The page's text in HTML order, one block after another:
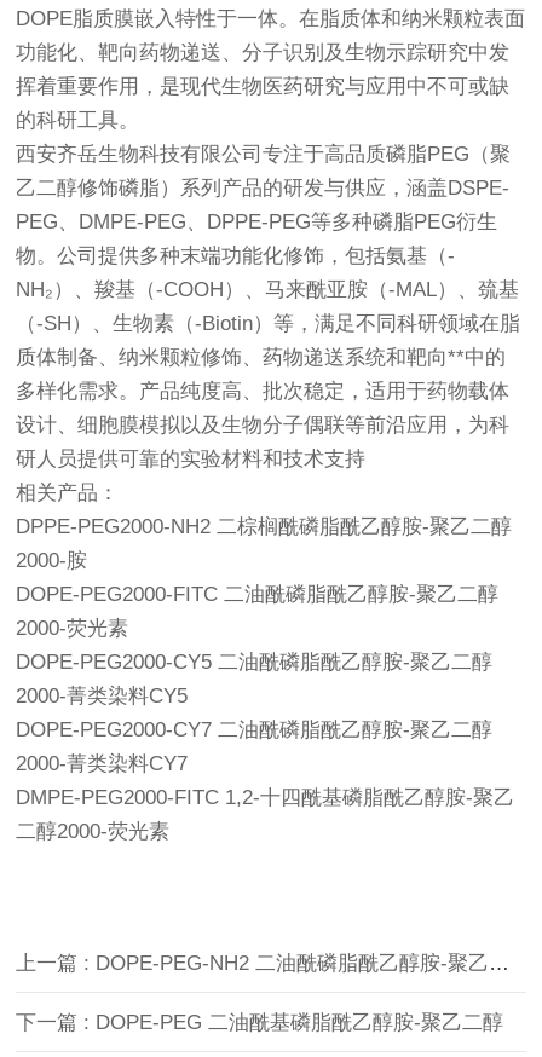
DOPE脂质膜嵌入特性于一体。在脂质体和纳米颗粒表面
功能化、靶向药物递送、分子识别及生物示踪研究中发
挥着重要作用，是现代生物医药研究与应用中不可或缺
的科研工具。
西安齐岳生物科技有限公司专注于高品质磷脂PEG（聚
乙二醇修饰磷脂）系列产品的研发与供应，涵盖DSPE-
PEG、DMPE-PEG、DPPE-PEG等多种磷脂PEG衍生
物。公司提供多种末端功能化修饰，包括氨基（-
NH₂）、羧基（-COOH）、马来酰亚胺（-MAL）、巯基
（-SH）、生物素（-Biotin）等，满足不同科研领域在脂
质体制备、纳米颗粒修饰、药物递送系统和靶向**中的
多样化需求。产品纯度高、批次稳定，适用于药物载体
设计、细胞膜模拟以及生物分子偶联等前沿应用，为科
研人员提供可靠的实验材料和技术支持
相关产品：
DPPE-PEG2000-NH2 二棕榈酰磷脂酰乙醇胺-聚乙二醇
2000-胺
DOPE-PEG2000-FITC 二油酰磷脂酰乙醇胺-聚乙二醇
2000-荧光素
DOPE-PEG2000-CY5 二油酰磷脂酰乙醇胺-聚乙二醇
2000-菁类染料CY5
DOPE-PEG2000-CY7 二油酰磷脂酰乙醇胺-聚乙二醇
2000-菁类染料CY7
DMPE-PEG2000-FITC 1,2-十四酰基磷脂酰乙醇胺-聚乙
二醇2000-荧光素
上一篇 : DOPE-PEG-NH2 二油酰磷脂酰乙醇胺-聚乙二醇-氨基
下一篇 : DOPE-PEG 二油酰基磷脂酰乙醇胺-聚乙二醇